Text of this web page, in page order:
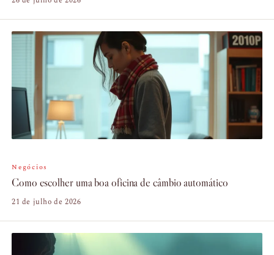
Negócios
Como escolher uma boa oficina de câmbio automático
21 de julho de 2026